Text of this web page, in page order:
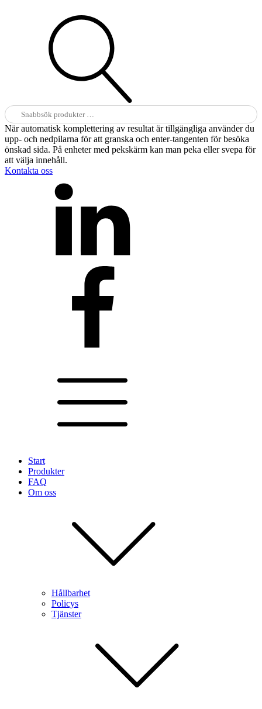
Sök
efter:
När automatisk komplettering av resultat är tillgängliga använder du
upp- och nedpilarna för att granska och enter-tangenten för besöka
önskad sida. På enheter med pekskärm kan man peka eller svepa för
att välja innehåll.
Kontakta oss
Start
Produkter
FAQ
Om oss
Hållbarhet
Policys
Tjänster